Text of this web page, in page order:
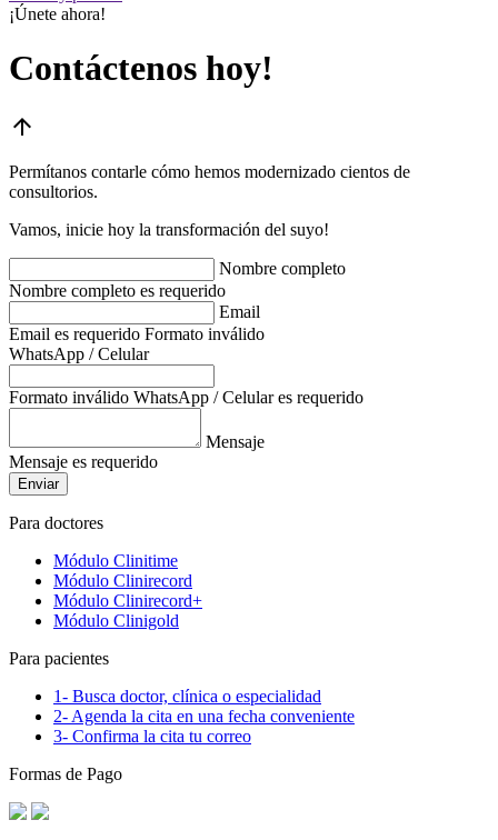
¡Únete ahora!
Contáctenos hoy!
arrow_upward
Permítanos contarle cómo hemos modernizado cientos de
consultorios.
Vamos, inicie hoy la transformación del suyo!
Nombre completo
Nombre completo es requerido
Email
Email es requerido Formato inválido
WhatsApp / Celular
Formato inválido WhatsApp / Celular es requerido
Mensaje
Mensaje es requerido
Enviar
Para doctores
Módulo Clinitime
Módulo Clinirecord
Módulo Clinirecord+
Módulo Clinigold
Para pacientes
1- Busca doctor, clínica o especialidad
2- Agenda la cita en una fecha conveniente
3- Confirma la cita tu correo
Formas de Pago